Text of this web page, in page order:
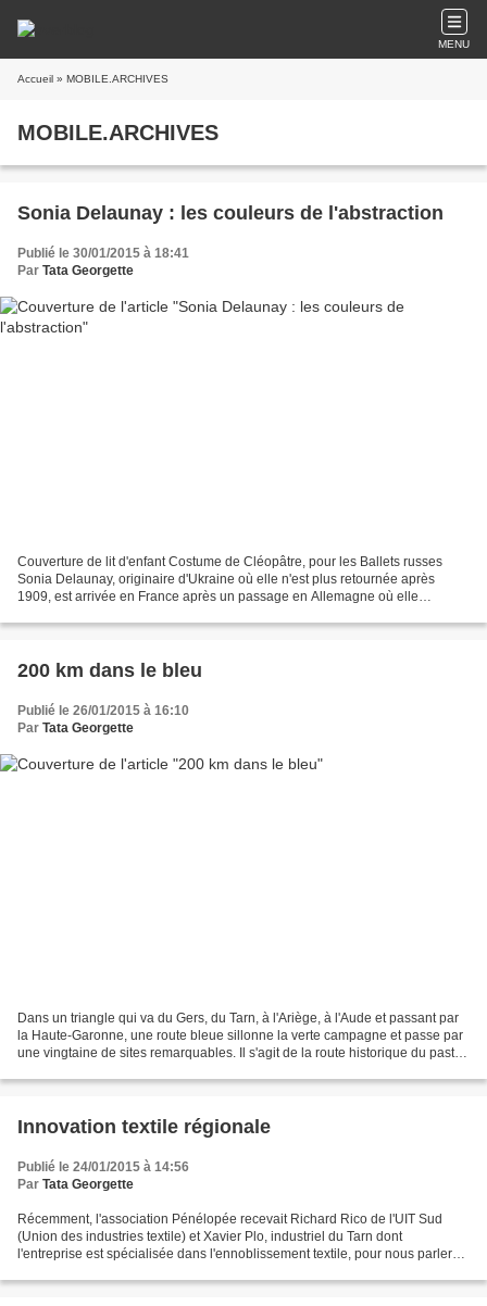
MENU
Accueil » MOBILE.ARCHIVES
MOBILE.ARCHIVES
Sonia Delaunay : les couleurs de l'abstraction
Publié le 30/01/2015 à 18:41
Par Tata Georgette
Couverture de lit d'enfant Costume de Cléopâtre, pour les Ballets russes
Sonia Delaunay, originaire d'Ukraine où elle n'est plus retournée après
1909, est arrivée en France après un passage en Allemagne où elle
200 km dans le bleu
Publié le 26/01/2015 à 16:10
Par Tata Georgette
Dans un triangle qui va du Gers, du Tarn, à l'Ariège, à l'Aude et passant par
la Haute-Garonne, une route bleue sillonne la verte campagne et passe par
une vingtaine de sites remarquables. Il s'agit de la route historique du pastel,
Innovation textile régionale
Publié le 24/01/2015 à 14:56
Par Tata Georgette
Récemment, l'association Pénélopée recevait Richard Rico de l'UIT Sud
(Union des industries textile) et Xavier Plo, industriel du Tarn dont
l'entreprise est spécialisée dans l'ennoblissement textile, pour nous parler